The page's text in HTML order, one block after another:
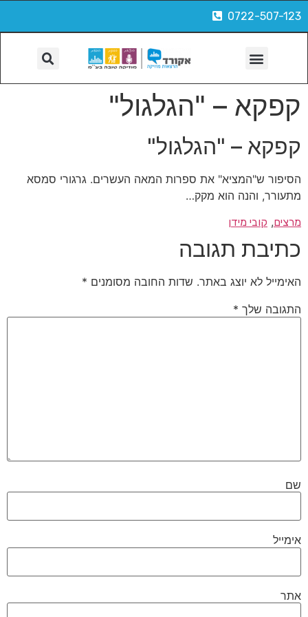
0722-507-123
קפקא – "הגלגול"
קפקא – "הגלגול"
הסיפור ש"המציא" את ספרות המאה העשרים. גרגורי סמסא
מתעורר, והנה הוא מקק…
מרצים, קובי מידן
כתיבת תגובה
האימייל לא יוצג באתר. שדות החובה מסומנים *
התגובה שלך *
שם
אימייל
אתר